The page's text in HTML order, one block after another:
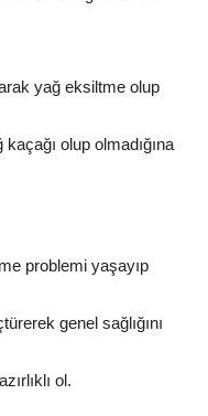
yağ eksiltme olup
kaçağı olup olmadığına
problemi yaşayıp
genel sağlığını
ol.